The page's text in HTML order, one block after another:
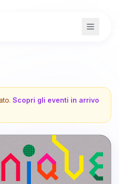
Scopri gli eventi in arrivo